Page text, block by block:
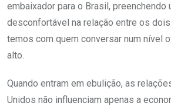
embaixador para o Brasil, preenchendo
desconfortável na relação entre os
temos com quem conversar num nível
alto.
Quando entram em ebulição, as
Unidos não influenciam apenas a